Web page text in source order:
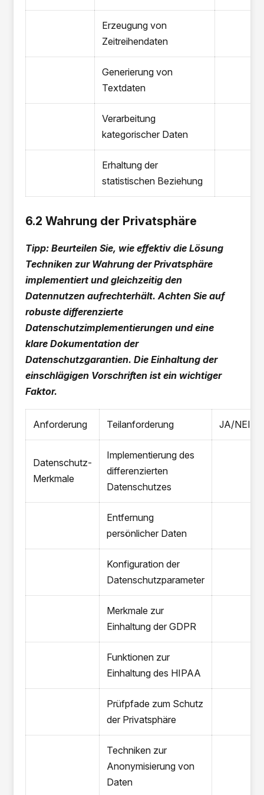
Erzeugung von
Zeitreihendaten
Generierung von
Textdaten
Verarbeitung
kategorischer Daten
Erhaltung der
statistischen Beziehung
6.2 Wahrung der Privatsphäre
Tipp: Beurteilen Sie, wie effektiv die Lösung
Techniken zur Wahrung der Privatsphäre
implementiert und gleichzeitig den
Datennutzen aufrechterhält. Achten Sie auf
robuste differenzierte
Datenschutzimplementierungen und eine
klare Dokumentation der
Datenschutzgarantien. Die Einhaltung der
einschlägigen Vorschriften ist ein wichtiger
Faktor.
Anforderung Teilanforderung JA/NEIN
Datenschutz-
Merkmale
Implementierung des
differenzierten
Datenschutzes
Entfernung
persönlicher Daten
Konfiguration der
Datenschutzparameter
Merkmale zur
Einhaltung der GDPR
Funktionen zur
Einhaltung des HIPAA
Prüfpfade zum Schutz
der Privatsphäre
Techniken zur
Anonymisierung von
Daten